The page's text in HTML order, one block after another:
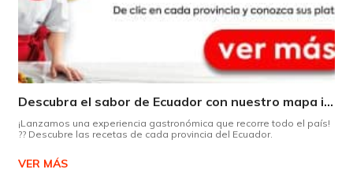
Descubra el sabor de Ecuador con nuestro mapa interactivo de recetas
¡Lanzamos una experiencia gastronómica que recorre todo el país!
?? Descubre las recetas de cada provincia del Ecuador.
VER MÁS